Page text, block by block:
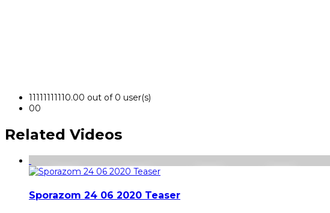
11111111110.00 out of 0 user(s)
00
Related Videos
Sporazom 24 06 2020 Teaser